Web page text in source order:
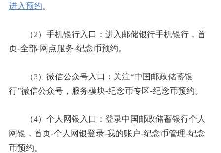
进入预约。
（2）手机银行入口：进入邮储银行手机银行，首
页-全部-网点服务-纪念币预约。
（3）微信公众号入口：关注“中国邮政储蓄银
行”微信公众号，服务模块-纪念币专区-纪念币预约。
（4）个人网银入口：登录中国邮政储蓄银行个人
网银，首页-个人网银登录-我的账户-纪念币管理-纪念
币预约。